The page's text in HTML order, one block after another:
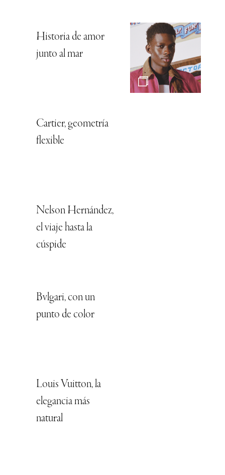
Historia de amor
junto al mar
Cartier, geometría
flexible
Nelson Hernández,
el viaje hasta la
cúspide
Bvlgari, con un
punto de color
Louis Vuitton, la
elegancia más
natural